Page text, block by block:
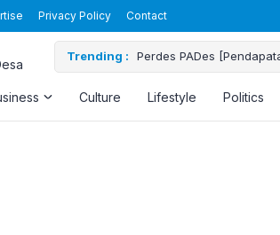
Privacy Policy Contact
Trending : Perdes PADes
Culture Lifestyle Politics